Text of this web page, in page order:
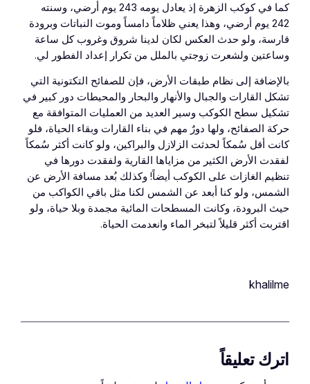
كما في كوكب الزهرة إذ يعادل يومه 243 يوم أرضي، وسنته
242 يوم أرضي، وهذا يعني ظلاماً دامساً وموت النباتات وبرودة
قارسة، ولو حدث العكس لكان لدينا شروق وغروب كل ساعة
وساعتين ولشعرت زوجتي بالملل من تكرار إعداد الفطور لي.
بالإضافة إلى نظام طبقات الأرض، فإن للصفائح التكتونية التي
تشكل القارات والجبال والأنهار والبحار والمحيطات دور كبير في
تشكيل سطح الكوكب وسير العديد من العمليات المتوافقة مع
حركة الصفائح، ولها دورٌ مهم في بناء القارات وبقاء الحياة، فلو
كانت أقل سُمكاً لحدثت الزلازل والبراكين، ولو كانت أكثر سُمكاً
لفقدت الأرض الكثير من مزاياها القارية ولفقدت دورها في
تنظيم الغازات على الكوكب أيضاً! وكذلك بُعد مسافة الأرض عن
الشمس، ولو كنا أبعد عن الشمس لكنا مثل باقي الكواكب من
حيث البرودة، وكانت المسطحات المائية مجمدة وبلا حياة، ولو
اقتربت أكثر قليلاً لتبخر الماء وانعدمت الحياة.
khalilme
اترك تعليقاً